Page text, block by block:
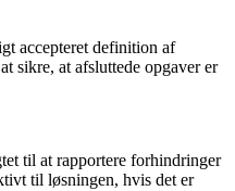
accepteret definition af
sikre, at afsluttede opgaver er
til at rapportere forhindringer
til løsningen, hvis det er